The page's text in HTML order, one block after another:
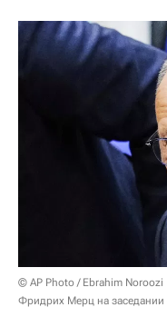
© AP Photo / Ebrahim Noroozi
Фридрих Мерц на заседании